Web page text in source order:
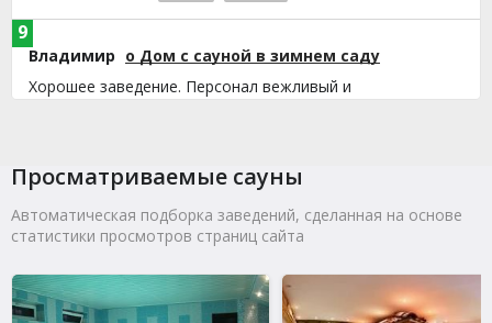
Владимир о Дом с сауной в зимнем саду
Хорошее заведение. Персонал вежливый и
9
Савелий о Дом с сауной в зимнем саду
Хорошее заведение. Персонал вежливый и
Полезный отзыв? Да(0) Нет(0)
9
Просматриваемые сауны
Автоматическая подборка заведений, сделанная на основе
статистики просмотров страниц сайта